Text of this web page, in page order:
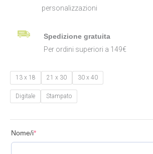
personalizzazioni
Spedizione gratuita
Per ordini superiori a 149€
13 x 18 21 x 30 30 x 40
Digitale Stampato
Nome/i*